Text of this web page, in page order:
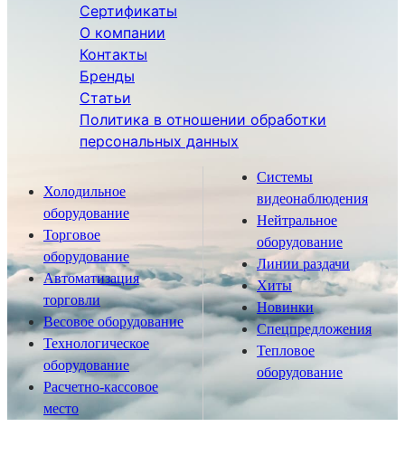
Сертификаты
О компании
Контакты
Бренды
Статьи
Политика в отношении обработки
персональных данных
Холодильное
оборудование
Торговое
оборудование
Автоматизация
торговли
Весовое оборудование
Технологическое
оборудование
Расчетно-кассовое
место
Системы
видеонаблюдения
Нейтральное
оборудование
Линии раздачи
Хиты
Новинки
Спецпредложения
Тепловое
оборудование